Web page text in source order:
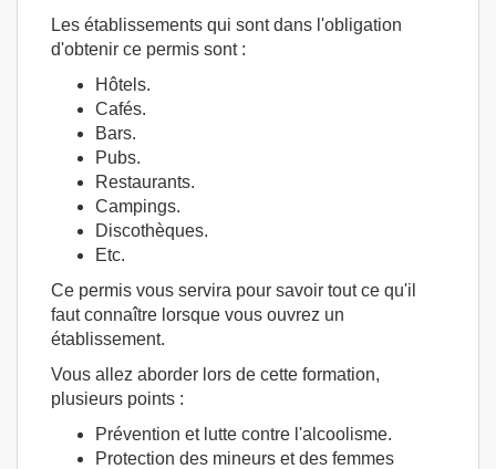
Les établissements qui sont dans l'obligation
d'obtenir ce permis sont :
Hôtels.
Cafés.
Bars.
Pubs.
Restaurants.
Campings.
Discothèques.
Etc.
Ce permis vous servira pour savoir tout ce qu'il
faut connaître lorsque vous ouvrez un
établissement.
Vous allez aborder lors de cette formation,
plusieurs points :
Prévention et lutte contre l'alcoolisme.
Protection des mineurs et des femmes